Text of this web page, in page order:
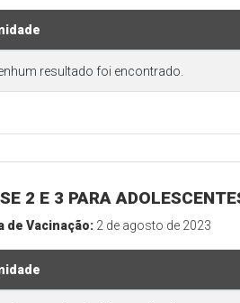
resultado foi encontrado.
2 E 3 PARA
de Vacinação: 2 de agosto de 2023